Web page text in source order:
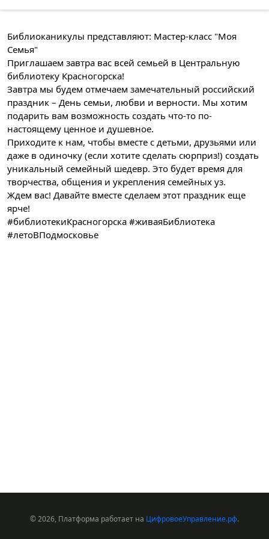
Библиоканикулы представляют: Мастер-класс "Моя
Семья"
Приглашаем завтра вас всей семьей в Центральную
библиотеку Красногорска!
Завтра мы будем отмечаем замечательный российский
праздник – День семьи, любви и верности. Мы хотим
подарить вам возможность создать что-то по-
настоящему ценное и душевное.
Приходите к нам, чтобы вместе с детьми, друзьями или
даже в одиночку (если хотите сделать сюрприз!) создать
уникальный семейный шедевр. Это будет время для
творчества, общения и укрепления семейных уз.
Ждем вас! Давайте вместе сделаем этот праздник еще
ярче!
#библиотекиКрасногорска #живаяБиблиотека
#летоВПодмосковье
© 2026, Платформа работает на ЦифровоеУправление.рф.